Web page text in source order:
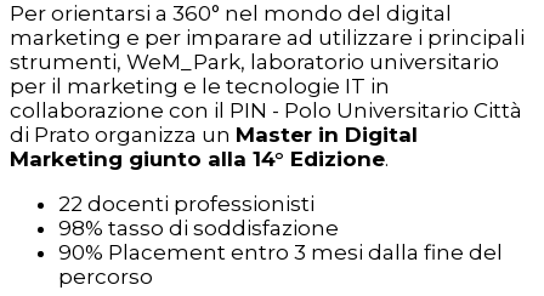
Per orientarsi a 360° nel mondo del digital
marketing e per imparare ad utilizzare i principali
strumenti, WeM_Park, laboratorio universitario
per il marketing e le tecnologie IT in
collaborazione con il PIN - Polo Universitario Città
di Prato organizza un Master in Digital
Marketing giunto alla 14° Edizione.
22 docenti professionisti
98% tasso di soddisfazione
90% Placement entro 3 mesi dalla fine del
percorso